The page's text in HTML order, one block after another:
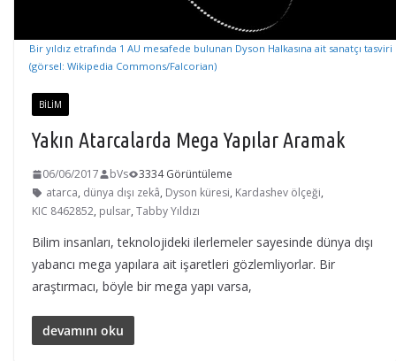
Bir yıldız etrafında 1 AU mesafede bulunan Dyson Halkasına ait sanatçı tasviri
(görsel: Wikipedia Commons/Falcorian)
BILIM
Yakın Atarcalarda Mega Yapılar Aramak
06/06/2017 bVs
3334 Görüntüleme
atarca, dünya dışı zekâ, Dyson küresi, Kardashev ölçeği,
KIC 8462852, pulsar, Tabby Yıldızı
Bilim insanları, teknolojideki ilerlemeler sayesinde dünya dışı
yabancı mega yapılara ait işaretleri gözlemliyorlar. Bir
araştırmacı, böyle bir mega yapı varsa,
devamını oku